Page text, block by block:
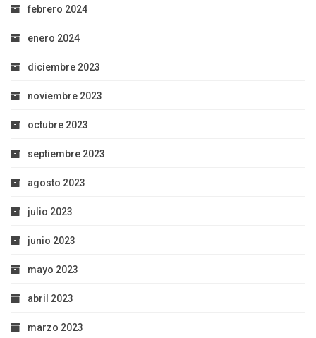
febrero 2024
enero 2024
diciembre 2023
noviembre 2023
octubre 2023
septiembre 2023
agosto 2023
julio 2023
junio 2023
mayo 2023
abril 2023
marzo 2023